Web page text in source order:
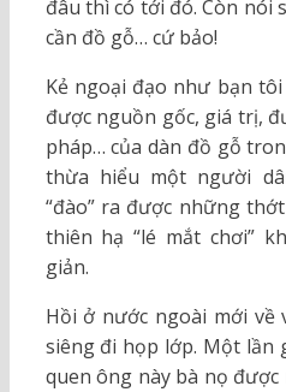
đâu thì có tới đó. Còn nói
cần đồ gỗ… cứ bảo!
Kẻ ngoại đạo như bạn
được nguồn gốc, giá trị,
pháp… của dàn đồ gỗ
thừa hiểu một người
“đào” ra được những
thiên hạ “lé mắt chơi”
giản.
Hồi ở nước ngoài mới về
siêng đi họp lớp. Một lần
quen ông này bà nọ